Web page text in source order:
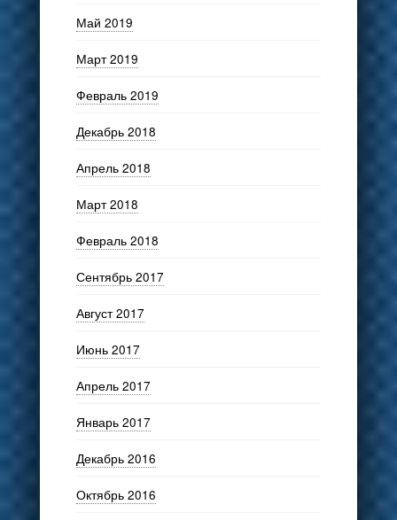
Май 2019
Март 2019
Февраль 2019
Декабрь 2018
Апрель 2018
Март 2018
Февраль 2018
Сентябрь 2017
Август 2017
Июнь 2017
Апрель 2017
Январь 2017
Декабрь 2016
Октябрь 2016